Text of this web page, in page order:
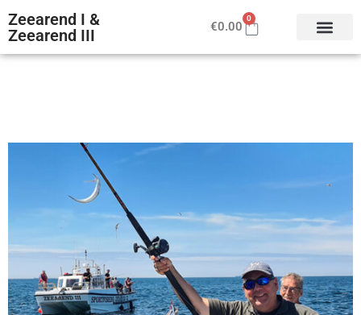
Zeearend I &
Zeearend III
€0.00
0